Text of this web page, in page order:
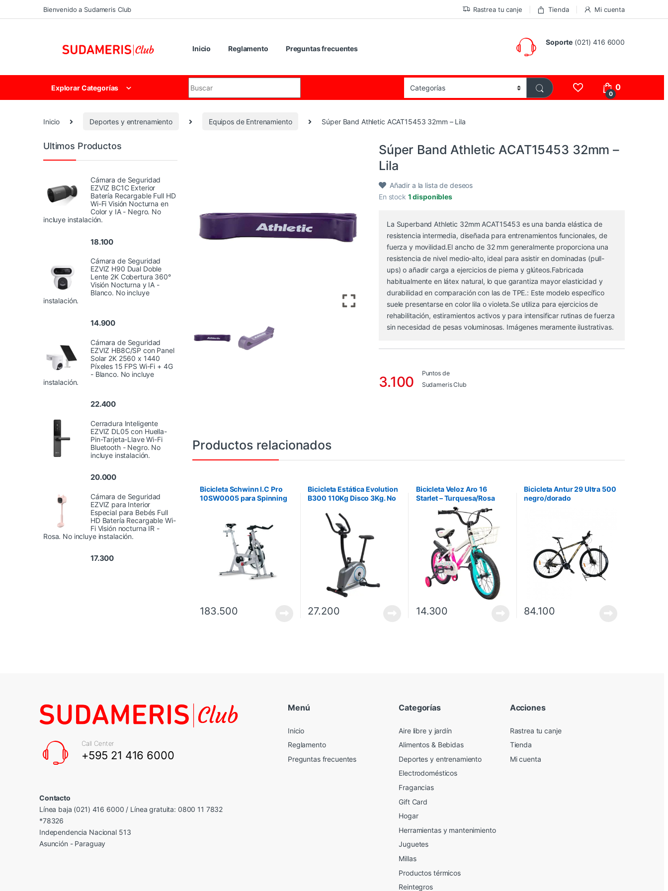
Skip to navigation
Skip to contentBienvenido a Sudameris Club Rastrea tu canje Tienda Mi cuenta
Inicio Reglamento Preguntas frecuentes
Soporte (021) 416 6000
Explorar Categorías
0
0
Inicio Deportes y entrenamiento Equipos de Entrenamiento Súper Band Athletic ACAT15453 32mm – Lila
Súper Band Athletic ACAT15453 32mm –
Lila
Añadir a la lista de deseos
En stock 1 disponibles
La Superband Athletic 32mm ACAT15453 es una banda elástica de
resistencia intermedia, diseñada para entrenamientos funcionales, de
fuerza y movilidad.El ancho de 32 mm generalmente proporciona una
resistencia de nivel medio-alto, ideal para asistir en dominadas (pull-
ups) o añadir carga a ejercicios de pierna y glúteos.Fabricada
habitualmente en látex natural, lo que garantiza mayor elasticidad y
durabilidad en comparación con las de TPE.: Este modelo específico
suele presentarse en color lila o violeta.Se utiliza para ejercicios de
rehabilitación, estiramientos activos y para intensificar rutinas de fuerza
sin necesidad de pesas voluminosas. Imágenes meramente ilustrativas.
3.100
Puntos de
Sudameris Club
Productos relacionados
Bicicleta Schwinn I.C Pro
10SW0005 para Spinning
183.500
Bicicleta Estática Evolution
B300 110Kg Disco 3Kg. No
27.200
Bicicleta Veloz Aro 16
Starlet – Turquesa/Rosa
14.300
Bicicleta Antur 29 Ultra 500
negro/dorado
84.100
Ultimos Productos
Cámara de Seguridad
EZVIZ BC1C Exterior
Batería Recargable Full HD
Wi-Fi Visión Nocturna en
Color y IA - Negro. No
incluye instalación.
18.100
Cámara de Seguridad
EZVIZ H90 Dual Doble
Lente 2K Cobertura 360°
Visión Nocturna y IA -
Blanco. No incluye
instalación.
14.900
Cámara de Seguridad
EZVIZ HB8C/SP con Panel
Solar 2K 2560 x 1440
Píxeles 15 FPS Wi-Fi + 4G
- Blanco. No incluye
instalación.
22.400
Cerradura Inteligente
EZVIZ DL05 con Huella-
Pin-Tarjeta-Llave Wi-Fi
Bluetooth - Negro. No
incluye instalación.
20.000
Cámara de Seguridad
EZVIZ para Interior
Especial para Bebés Full
HD Batería Recargable Wi-
Fi Visión nocturna IR -
Rosa. No incluye instalación.
17.300
Call Center
+595 21 416 6000
Contacto
Línea baja (021) 416 6000 / Línea gratuita: 0800 11 7832
*78326
Independencia Nacional 513
Asunción - Paraguay
Menú
Inicio
Reglamento
Preguntas frecuentes
Categorías
Aire libre y jardín
Alimentos & Bebidas
Deportes y entrenamiento
Electrodomésticos
Fragancias
Gift Card
Hogar
Herramientas y mantenimiento
Juguetes
Millas
Productos térmicos
Reintegros
Acciones
Rastrea tu canje
Tienda
Mi cuenta